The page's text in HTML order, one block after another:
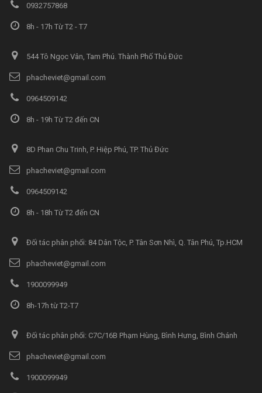
0932757868
8h - 17h Từ T2 - T7
544 Tô Ngọc Vân, Tam Phú. Thành Phố Thủ Đức
phacheviet@gmail.com
0964509142
8h - 19h Từ T2 đến CN
8D Phan Chu Trinh, P. Hiệp Phú, TP. Thủ Đức
phacheviet@gmail.com
0964509142
8h - 18h Từ T2 đến CN
Đối tác phân phối: 84 Dân Tộc, P. Tân Sơn Nhì, Q. Tân Phú, Tp.HCM
phacheviet@gmail.com
1900099949
8h-17h từ T2-T7
Đối tác phân phối: C7C/16B Phạm Hùng, Bình Hưng, Bình Chánh
phacheviet@gmail.com
1900099949